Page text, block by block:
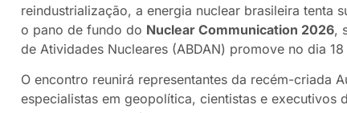
reindustrialização, a energia nuclear brasileira tenta
o pano de fundo do Nuclear Communication 2026,
de Atividades Nucleares (ABDAN) promove no dia
O encontro reunirá representantes da recém-criada
especialistas em geopolítica, cientistas e